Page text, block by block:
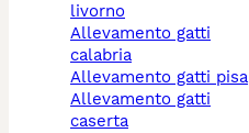
livorno
allevamento gatti
calabria
allevamento gatti pisa
allevamento gatti
caserta